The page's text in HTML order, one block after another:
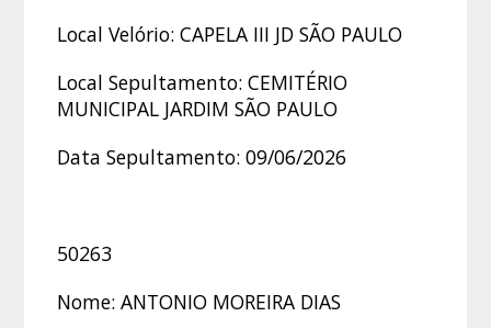
Local Velório: CAPELA III JD SÃO PAULO
Local Sepultamento: CEMITÉRIO
MUNICIPAL JARDIM SÃO PAULO
Data Sepultamento: 09/06/2026
50263
Nome: ANTONIO MOREIRA DIAS